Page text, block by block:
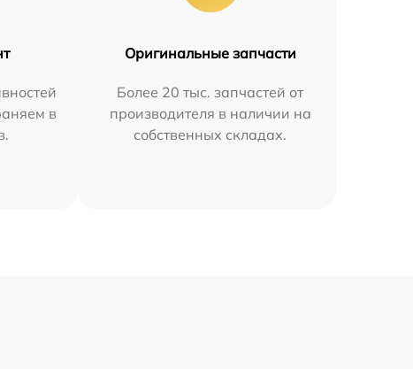
в
Оригинальные запчасти
Более 20 тыс. запчастей от
производителя в наличии на
собственных складах.